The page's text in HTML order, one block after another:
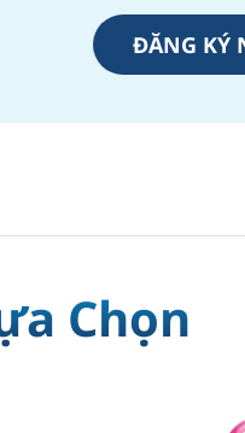
ĐĂNG KÝ
Chọn